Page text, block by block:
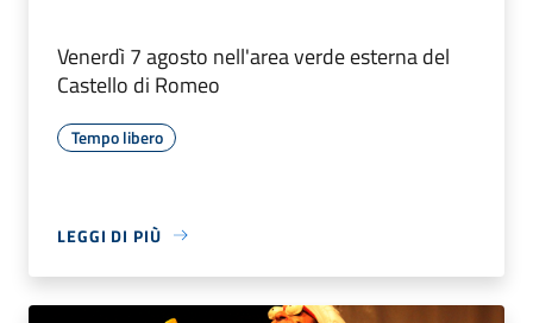
Venerdì 7 agosto nell'area verde esterna del
Castello di Romeo
Tempo libero
LEGGI DI PIÙ